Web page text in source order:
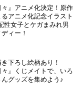
々』アニメ化決定！原作
アニメ化記念イラスト
性女子とケガまみれ男
ィー！
き下ろし絵柄あり！
々』くじメイトで、いろ
グッズを集めよう♪